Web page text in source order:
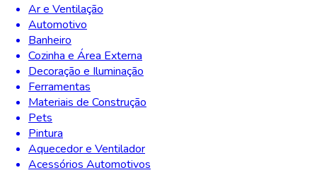
Ar e Ventilação
Automotivo
Banheiro
Cozinha e Área Externa
Decoração e Iluminação
Ferramentas
Materiais de Construção
Pets
Pintura
Aquecedor e Ventilador
Acessórios Automotivos